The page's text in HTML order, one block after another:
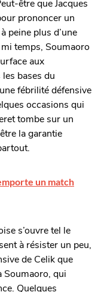
être que Jacques
prononcer un
peine plus d’une
temps, Soumaoro
aux
bases du
fébrilité défensive
occasions qui
tombe sur un
la garantie
un match
s’ouvre tel le
à résister un peu,
de Celik que
Soumaoro, qui
Quelques